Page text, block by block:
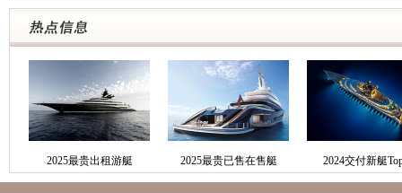
2025最贵出租游艇 2025最贵已售在售艇 2024交付新艇